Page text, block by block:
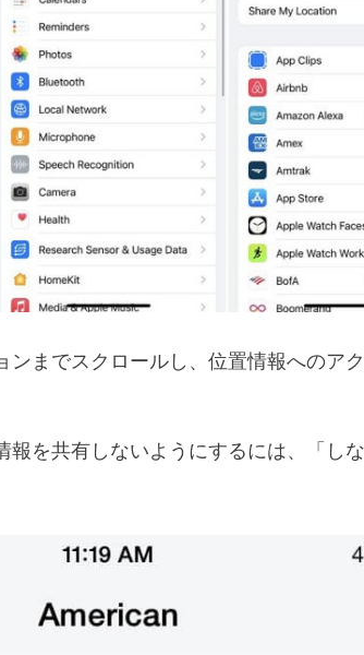
ンまでスクロールし、位置情報へのア
報を共有しないようにするには、「し